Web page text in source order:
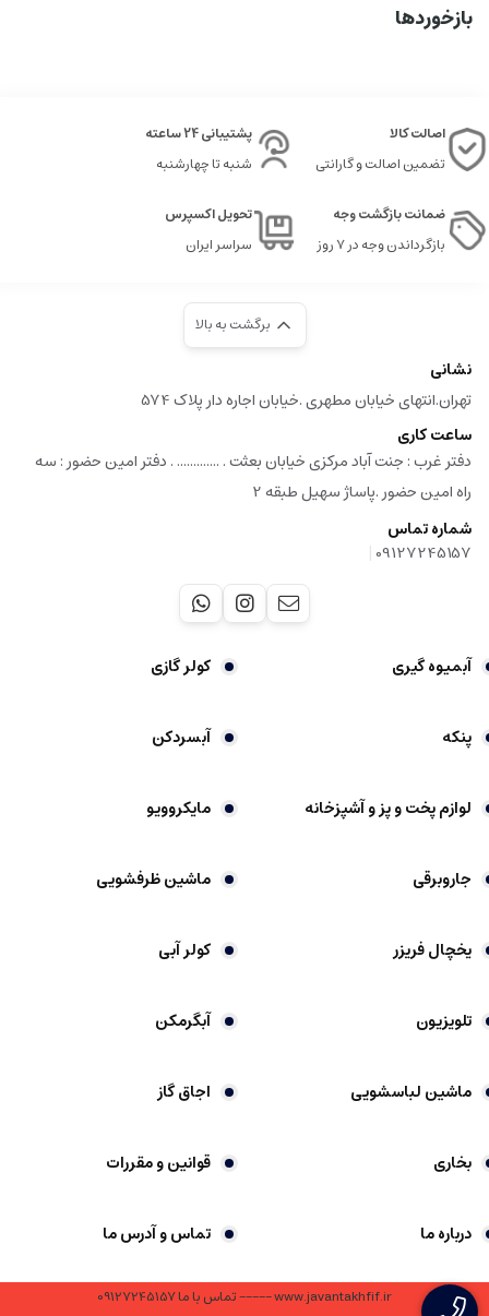
بازخوردها
اصالت کالا
تضمین اصالت و گارانتی
پشتیبانی 24 ساعته
شنبه تا چهارشنبه
ضمانت بازگشت وجه
بازگرداندن وجه در ۷ روز
تحویل اکسپرس
سراسر ایران
برگشت به بالا
نشانی
تهران.انتهای خیابان مطهری .خیابان اجاره دار پلاک 574
ساعت کاری
دفتر غرب : جنت آباد مرکزی خیابان بعثت . ............. . دفتر امین حضور : سه
راه امین حضور .پاساژ سهیل طبقه 2
شماره تماس
09127245157
|
آبمیوه گیری کولر گازی
پنکه آبسردکن
لوازم پخت و پز و آشپزخانه مایکروویو
جاروبرقی ماشین ظرفشویی
یخچال فریزر کولر آبی
تلویزیون آبگرمکن
ماشین لباسشویی اجاق گاز
بخاری قوانین و مقررات
درباره ما تماس و آدرس ما
www.javantakhfif.ir ----- تماس با ما 09127245157